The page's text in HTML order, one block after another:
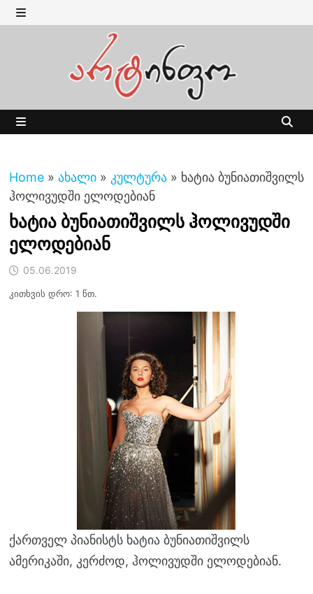
Skip
to MENU
Home » ახალი » კულტურა » ხატია ბუნიათიშვილს
ჰოლივუდში ელოდებიან
ხატია ბუნიათიშვილს ჰოლივუდში
ელოდებიან
05.06.2019
კითხვის დრო: 1 წთ.
ქართველ პიანისტს ხატია ბუნიათიშვილს
ამერიკაში, კერძოდ, ჰოლივუდში ელოდებიან.